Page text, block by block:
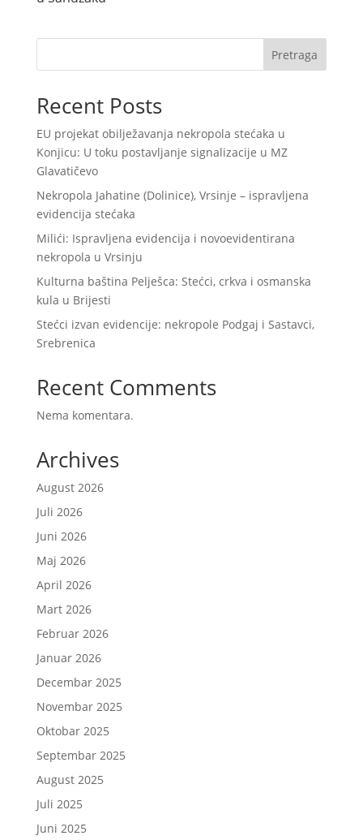
Pretraga
Recent Posts
EU projekat obilježavanja nekropola stećaka u
Konjicu: U toku postavljanje signalizacije u MZ
Glavatičevo
Nekropola Jahatine (Dolinice), Vrsinje – ispravljena
evidencija stećaka
Milići: Ispravljena evidencija i novoevidentirana
nekropola u Vrsinju
Kulturna baština Pelješca: Stećci, crkva i osmanska
kula u Brijesti
Stećci izvan evidencije: nekropole Podgaj i Sastavci,
Srebrenica
Recent Comments
Nema komentara.
Archives
August 2026
Juli 2026
Juni 2026
Maj 2026
April 2026
Mart 2026
Februar 2026
Januar 2026
Decembar 2025
Novembar 2025
Oktobar 2025
Septembar 2025
August 2025
Juli 2025
Juni 2025